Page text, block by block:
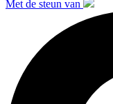
Met de steun van